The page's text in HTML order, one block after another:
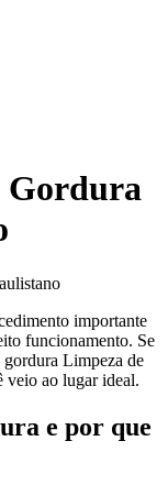
Gordura
importante
funcionamento. Se
Limpeza de
veio ao lugar ideal.
e por que